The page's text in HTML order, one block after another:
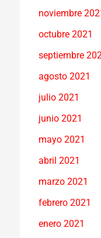
noviembre
octubre 2021
septiembre
agosto 2021
julio 2021
junio 2021
mayo 2021
abril 2021
marzo 2021
febrero 2021
enero 2021